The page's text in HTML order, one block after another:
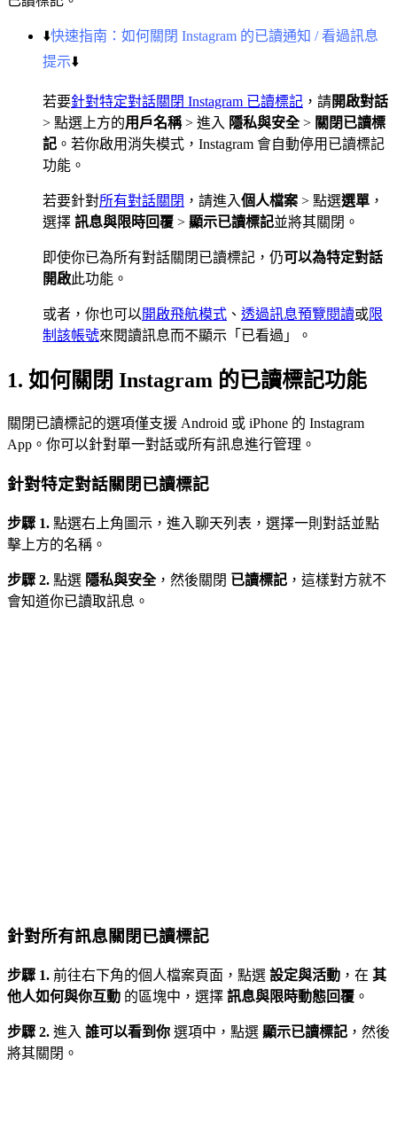
⬇️快速指南：如何關閉 Instagram 的已讀通知 / 看過訊息
提示⬇️
若要針對特定對話關閉 Instagram 已讀標記 ，請開啟對話
> 點選上方的用戶名稱> 進入 隱私與安全> 關閉已讀標
記 。若你啟用消失模式，Instagram 會自動停用已讀標記
功能。
若要針對所有對話關閉 ，請進入個人檔案 > 點選選單 ，
選擇 訊息與限時回覆 > 顯示已讀標記並將其關閉。
即使你已為所有對話關閉已讀標記，仍可以為特定對話
開啟此功能。
或者，你也可以開啟飛航模式 、 透過訊息預覽閱讀或限
制該帳號來閱讀訊息而不顯示「已看過」。
1. 如何關閉 Instagram 的已讀標記功能
關閉已讀標記的選項僅支援 Android 或 iPhone 的 Instagram
App。你可以針對單一對話或所有訊息進行管理。
針對特定對話關閉已讀標記
步驟 1. 點選右上角圖示，進入聊天列表，選擇一則對話並點
擊上方的名稱。
步驟 2. 點選 隱私與安全，然後關閉 已讀標記 ，這樣對方就不
會知道你已讀取訊息。
針對所有訊息關閉已讀標記
步驟 1. 前往右下角的個人檔案頁面，點選 設定與活動 ，在 其
他人如何與你互動 的區塊中，選擇 訊息與限時動態回覆 。
步驟 2. 進入 誰可以看到你 選項中，點選 顯示已讀標記 ，然後
將其關閉。